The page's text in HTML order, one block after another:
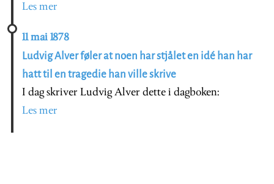
Les mer
11 mai 1878
Ludvig Alver føler at noen har stjålet en idé han har
hatt til en tragedie han ville skrive
I dag skriver Ludvig Alver dette i dagboken:
Les mer